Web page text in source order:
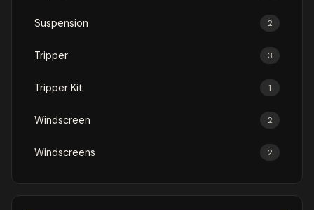
Suspension 2
Tripper 3
Tripper Kit 1
Windscreen 2
Windscreens 2